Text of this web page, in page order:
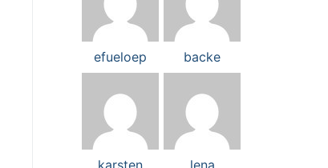
efueloep backe
karsten lena